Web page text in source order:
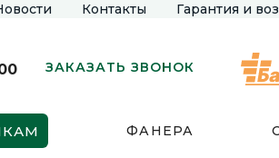
Контакты Гарантия и
ЗАКАЗАТЬ ЗВОНОК
ФАНЕРА